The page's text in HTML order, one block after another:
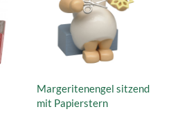
Margeritenengel sitzend
mit Papierstern